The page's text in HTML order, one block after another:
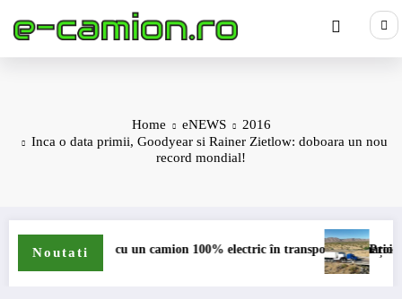
Home eNEWS
2016
Inca o data primii, Goodyear si Rainer Zietlow: doboara un nou
record mondial!
Noutati
cu un camion 100% electric în transport internaționalProiectul Revoy prinde